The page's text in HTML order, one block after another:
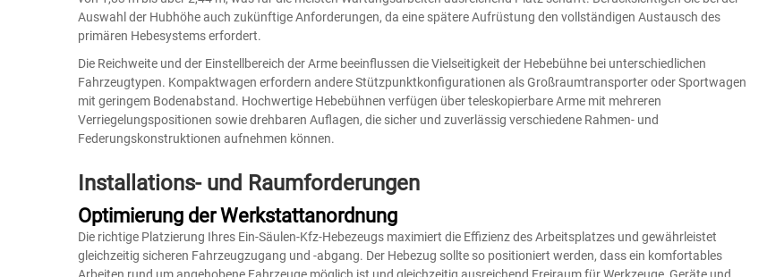
Auswahl der Hubhöhe auch zukünftige Anforderungen, da eine spätere Aufrüstung den vollständigen Austausch des
primären Hebesystems erfordert.
Die Reichweite und der Einstellbereich der Arme beeinflussen die Vielseitigkeit der Hebebühne bei unterschiedlichen
Fahrzeugtypen. Kompaktwagen erfordern andere Stützpunktkonfigurationen als Großraumtransporter oder Sportwagen
mit geringem Bodenabstand. Hochwertige Hebebühnen verfügen über teleskopierbare Arme mit mehreren
Verriegelungspositionen sowie drehbaren Auflagen, die sicher und zuverlässig verschiedene Rahmen- und
Federungskonstruktionen aufnehmen können.
Installations- und Raumforderungen
Optimierung der Werkstattanordnung
Die richtige Platzierung Ihres Ein-Säulen-Kfz-Hebezeugs maximiert die Effizienz des Arbeitsplatzes und gewährleistet
gleichzeitig sicheren Fahrzeugzugang und -abgang. Der Hebezug sollte so positioniert werden, dass ein komfortables